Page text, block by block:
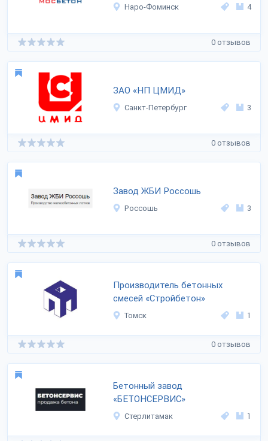
Наро-Фоминск 4
0 отзывов
ЗАО «НП ЦМИД»
Санкт-Петербург 3
0 отзывов
Завод ЖБИ Россошь
Россошь 3
0 отзывов
Производитель бетонных
смесей «Стройбетон»
Томск 1
0 отзывов
Бетонный завод
«БЕТОНСЕРВИС»
Стерлитамак 1